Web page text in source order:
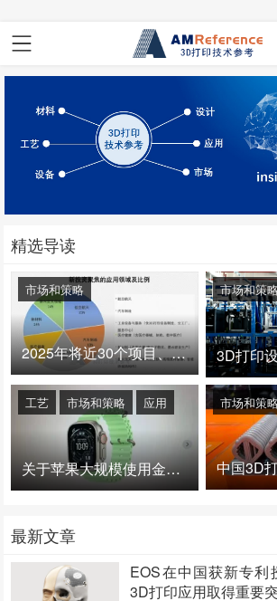
精选导读
2025年将近30个项目、150亿投资：3D打印真的迎来爆发拐点了吗
市场和策略 市场和策
关于苹果大规模使用金属3D打印的思考
工艺 市场和策略 应用 市场和策
最新文章
EOS在中国获新专利
3D打印应用取得重要